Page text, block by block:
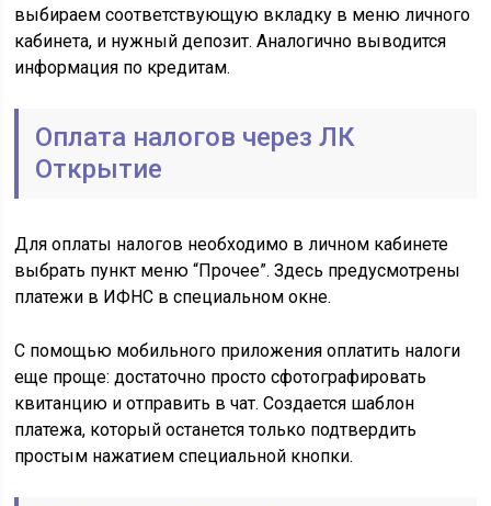
выбираем соответствующую вкладку в меню личного
кабинета, и нужный депозит. Аналогично выводится
информация по кредитам.
Оплата налогов через ЛК
Открытие
Для оплаты налогов необходимо в личном кабинете
выбрать пункт меню “Прочее”. Здесь предусмотрены
платежи в ИФНС в специальном окне.
С помощью мобильного приложения оплатить налоги
еще проще: достаточно просто сфотографировать
квитанцию и отправить в чат. Создается шаблон
платежа, который останется только подтвердить
простым нажатием специальной кнопки.